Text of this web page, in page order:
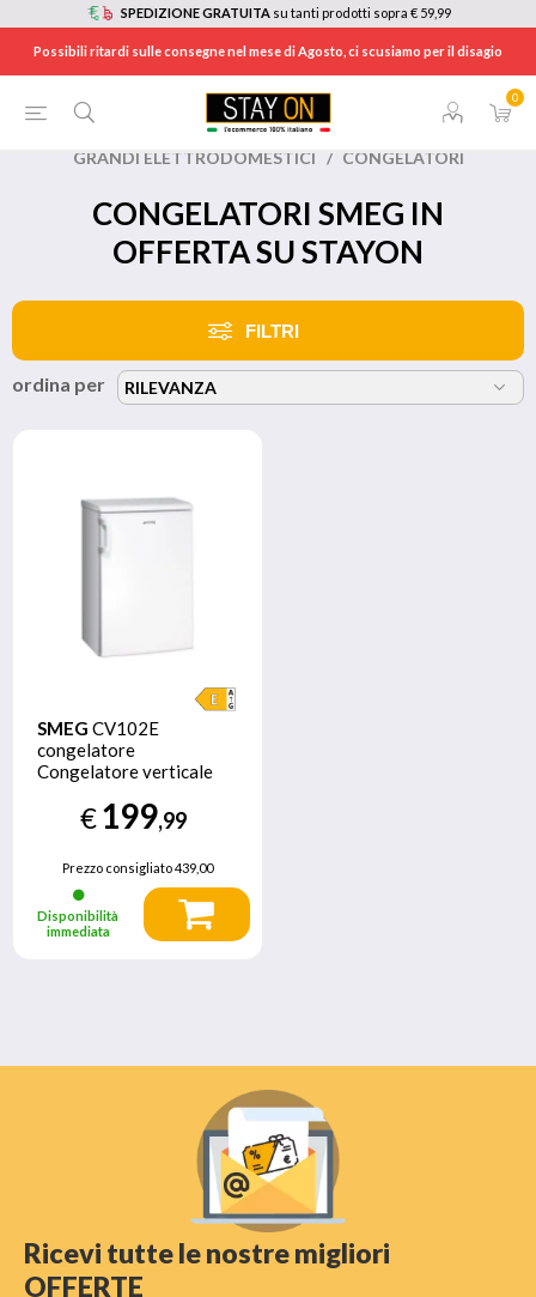
SPEDIZIONE GRATUITA su tanti prodotti sopra € 59,99
Possibili ritardi sulle consegne nel mese di Agosto, ci scusiamo per il disagio
0
/ BRANDS / SMEG
GRANDI ELETTRODOMESTICI / CONGELATORI
CONGELATORI SMEG IN
OFFERTA SU STAYON
FILTRI
ordina per
SMEG CV102E
congelatore
Congelatore verticale
E Bianco
€199,99
Prezzo consigliato439,00
Disponibilità
immediata
Ricevi tutte le nostre migliori
OFFERTE